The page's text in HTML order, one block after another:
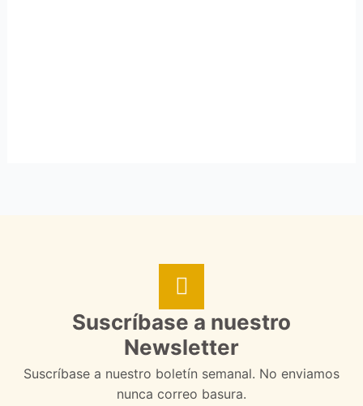
Suscríbase a nuestro
Newsletter
Suscríbase a nuestro boletín semanal. No enviamos
nunca correo basura.